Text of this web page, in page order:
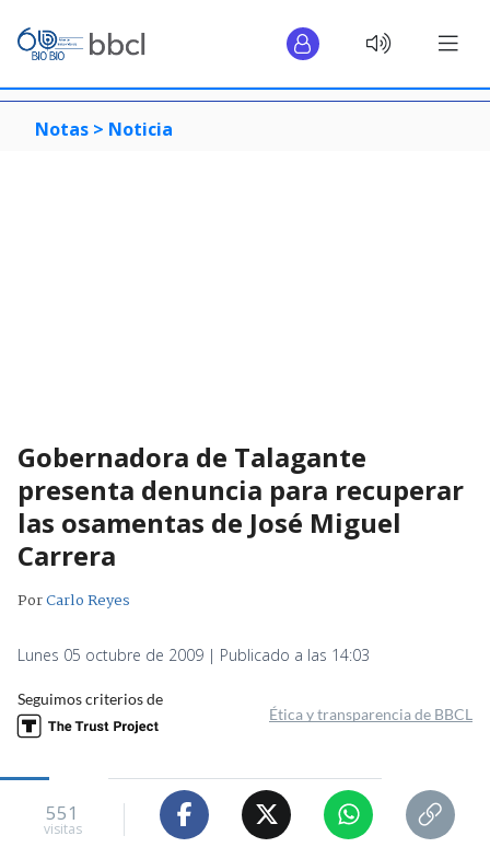
Notas > Noticia
Gobernadora de Talagante
presenta denuncia para recuperar
las osamentas de José Miguel
Carrera
PorCarlo Reyes
Lunes 05 octubre de 2009 | Publicado a las 14:03
Seguimos criterios de
Ética y transparencia de BBCL
551
visitas